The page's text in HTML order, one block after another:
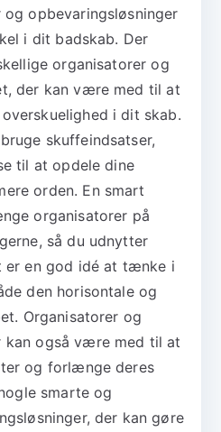
opbevaringsløsninger
i dit badskab. Der
organisatorer og
der kan være med til at
i dit skab.
skuffeindsatser,
til at opdele dine
orden. En smart
organisatorer på
så du udnytter
er en god idé at tænke i
den horisontale og
Organisatorer og
kan også være med til at
og forlænge deres
smarte og
der kan gøre